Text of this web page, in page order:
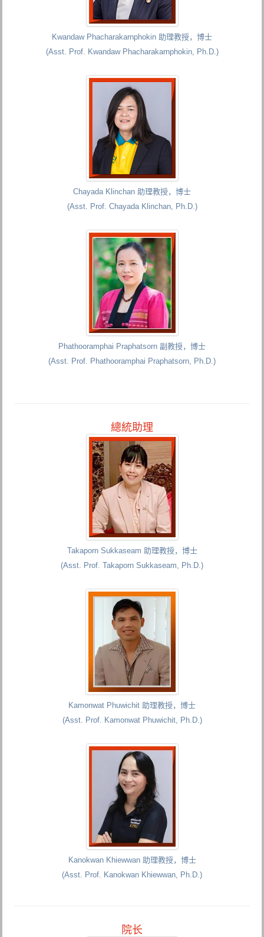
Kwandaw Phacharakarnphokin 助理教授，博士
(Asst. Prof. Kwandaw Phacharakarnphokin, Ph.D.)
Chayada Klinchan 助理教授，博士
(Asst. Prof. Chayada Klinchan, Ph.D.)
Phathooramphai Praphatsorn 副教授，博士
(Asst. Prof. Phathooramphai Praphatsorn, Ph.D.)
總統助理
Takaporn Sukkaseam 助理教授，博士
(Asst. Prof. Takaporn Sukkaseam, Ph.D.)
Kamonwat Phuwichit 助理教授，博士
(Asst. Prof. Kamonwat Phuwichit, Ph.D.)
Kanokwan Khiewwan 助理教授，博士
(Asst. Prof. Kanokwan Khiewwan, Ph.D.)
院长